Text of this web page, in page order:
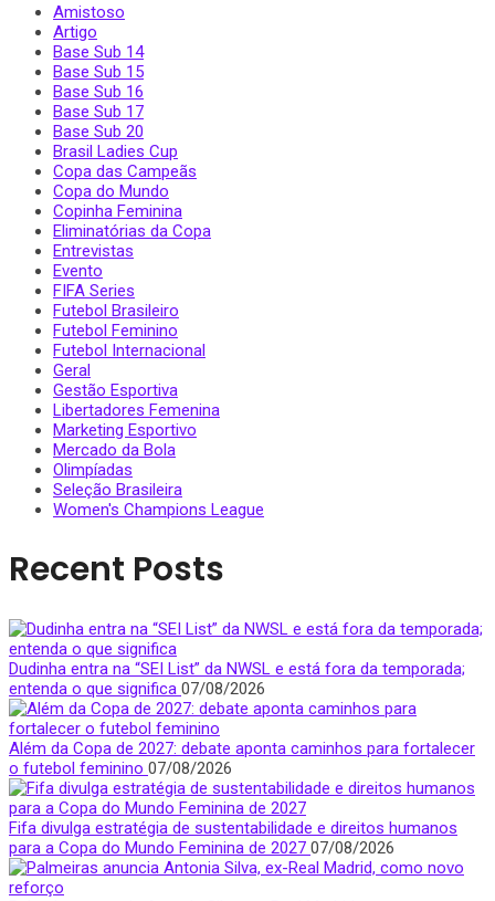
Amistoso
Artigo
Base Sub 14
Base Sub 15
Base Sub 16
Base Sub 17
Base Sub 20
Brasil Ladies Cup
Copa das Campeãs
Copa do Mundo
Copinha Feminina
Eliminatórias da Copa
Entrevistas
Evento
FIFA Series
Futebol Brasileiro
Futebol Feminino
Futebol Internacional
Geral
Gestão Esportiva
Libertadores Femenina
Marketing Esportivo
Mercado da Bola
Olimpíadas
Seleção Brasileira
Women's Champions League
Recent Posts
Dudinha entra na “SEI List” da NWSL e está fora da temporada;
entenda o que significa 07/08/2026
Além da Copa de 2027: debate aponta caminhos para fortalecer
o futebol feminino 07/08/2026
Fifa divulga estratégia de sustentabilidade e direitos humanos
para a Copa do Mundo Feminina de 2027 07/08/2026